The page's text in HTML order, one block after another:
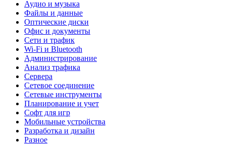
Аудио и музыка
Файлы и данные
Оптические диски
Офис и документы
Сети и трафик
Wi-Fi и Bluetooth
Администрирование
Анализ трафика
Сервера
Сетевое соединение
Сетевые инструменты
Планирование и учет
Софт для игр
Мобильные устройства
Разработка и дизайн
Разное